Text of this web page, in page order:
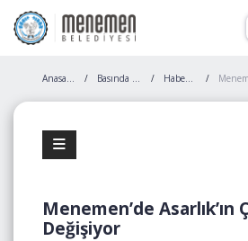
Anasayfa Basında Biz Haberler
Menemen’de Asarlık’ın
Değişiyor